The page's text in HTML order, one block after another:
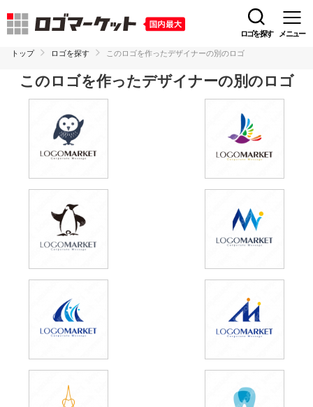
ロゴを探す メニュー
トップ ロゴを探す このロゴを作ったデザイナーの別のロゴ
このロゴを作ったデザイナーの別のロゴ